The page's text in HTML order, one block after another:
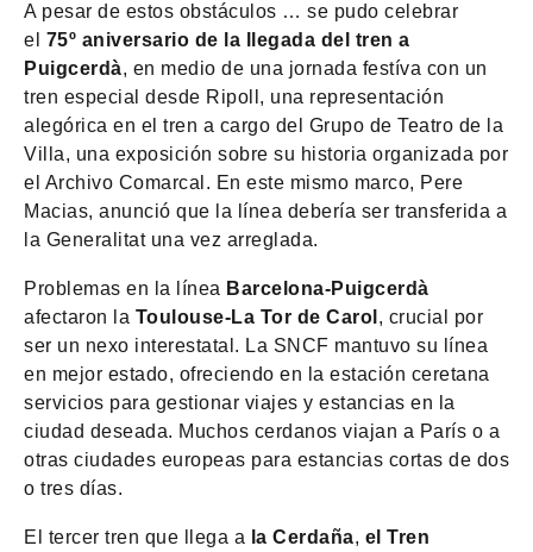
A pesar de estos obstáculos … se pudo celebrar
el 75º aniversario de la llegada del tren a
Puigcerdà, en medio de una jornada festíva con un
tren especial desde Ripoll, una representación
alegórica en el tren a cargo del Grupo de Teatro de la
Villa, una exposición sobre su historia organizada por
el Archivo Comarcal. En este mismo marco, Pere
Macias, anunció que la línea debería ser transferida a
la Generalitat una vez arreglada.
Problemas en la línea Barcelona-Puigcerdà
afectaron la Toulouse-La Tor de Carol , crucial por
ser un nexo interestatal. La SNCF mantuvo su línea
en mejor estado, ofreciendo en la estación ceretana
servicios para gestionar viajes y estancias en la
ciudad deseada. Muchos cerdanos viajan a París o a
otras ciudades europeas para estancias cortas de dos
o tres días.
El tercer tren que llega a la Cerdaña, el Tren